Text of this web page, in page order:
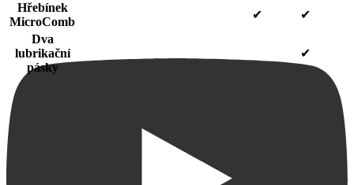
Hřebínek
MicroComb
✔
✔
Dva
lubrikační
pásky
✔